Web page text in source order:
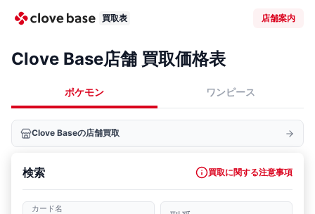
買取表 店舗案内
Clove Base店舗 買取価格表
ポケモン ワンピース
Clove Baseの店舗買取
検索 買取に関する注意事項
カード名